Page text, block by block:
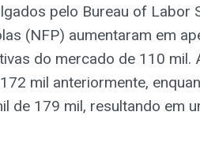
pelo Bureau of
(NFP) aumentaram em
do mercado de 110
mil anteriormente,
de 179 mil, resultando em